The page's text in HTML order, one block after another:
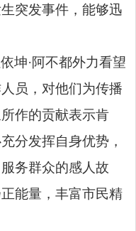
突发事件，能够迅
坤·阿不都外力看望
员，对他们为传播
作的贡献表示肯
分发挥自身优势，
务群众的感人故
能量，丰富市民精